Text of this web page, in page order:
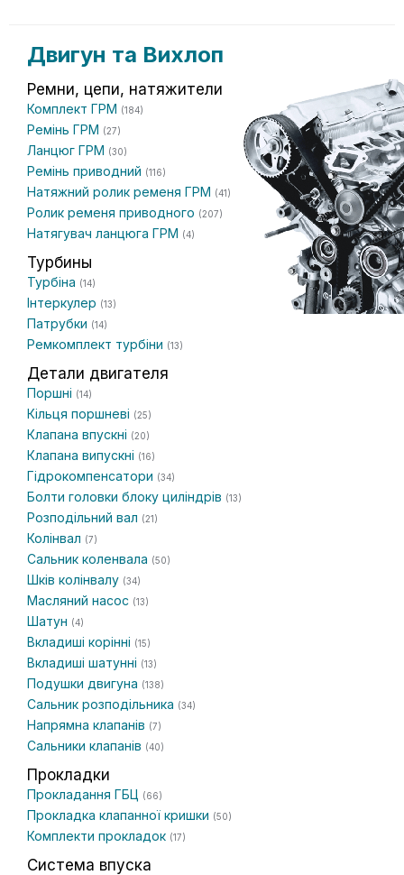
Двигун та Вихлоп
Ремни, цепи, натяжители
Комплект ГРМ (184)
Ремінь ГРМ (27)
Ланцюг ГРМ (30)
Ремінь приводний (116)
Натяжний ролик ременя ГРМ (41)
Ролик ременя приводного (207)
Натягувач ланцюга ГРМ (4)
Турбины
Турбіна (14)
Інтеркулер (13)
Патрубки (14)
Ремкомплект турбіни (13)
Детали двигателя
Поршні (14)
Кільця поршневі (25)
Клапана впускні (20)
Клапана випускні (16)
Гідрокомпенсатори (34)
Болти головки блоку циліндрів (13)
Розподільний вал (21)
Колінвал (7)
Сальник коленвала (50)
Шків колінвалу (34)
Масляний насос (13)
Шатун (4)
Вкладиші корінні (15)
Вкладиші шатунні (13)
Подушки двигуна (138)
Сальник розподільника (34)
Напрямна клапанів (7)
Сальники клапанів (40)
Прокладки
Прокладання ГБЦ (66)
Прокладка клапанної кришки (50)
Комплекти прокладок (17)
Система впуска